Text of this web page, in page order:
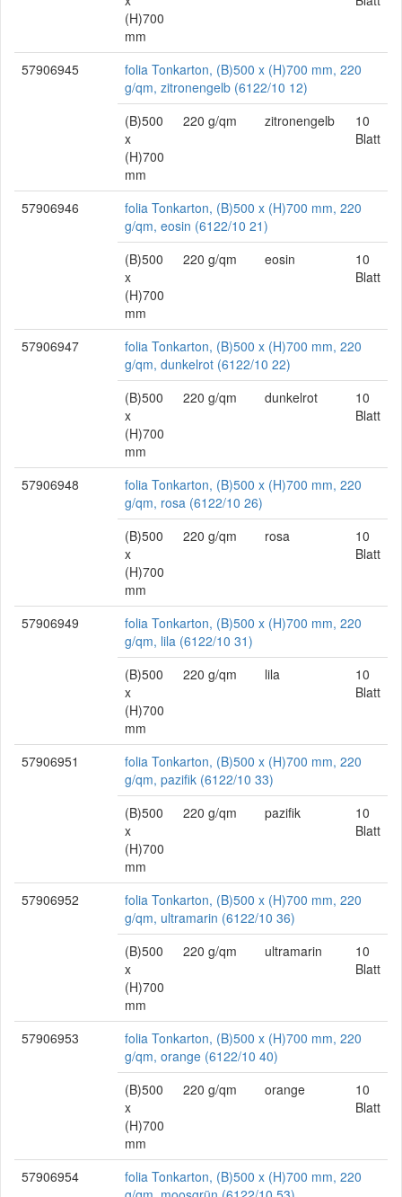
(H)700
mm
57906945
folia Tonkarton, (B)500 x (H)700 mm, 220
g/qm, zitronengelb (6122/10 12)
(B)500
x
(H)700
mm
220 g/qm zitronengelb
10
Blatt
57906946
folia Tonkarton, (B)500 x (H)700 mm, 220
g/qm, eosin (6122/10 21)
(B)500
x
(H)700
mm
220 g/qm eosin
10
Blatt
57906947
folia Tonkarton, (B)500 x (H)700 mm, 220
g/qm, dunkelrot (6122/10 22)
(B)500
x
(H)700
mm
220 g/qm dunkelrot
10
Blatt
57906948
folia Tonkarton, (B)500 x (H)700 mm, 220
g/qm, rosa (6122/10 26)
(B)500
x
(H)700
mm
220 g/qm rosa
10
Blatt
57906949
folia Tonkarton, (B)500 x (H)700 mm, 220
g/qm, lila (6122/10 31)
(B)500
x
(H)700
mm
220 g/qm lila
10
Blatt
57906951
folia Tonkarton, (B)500 x (H)700 mm, 220
g/qm, pazifik (6122/10 33)
(B)500
x
(H)700
mm
220 g/qm pazifik
10
Blatt
57906952
folia Tonkarton, (B)500 x (H)700 mm, 220
g/qm, ultramarin (6122/10 36)
(B)500
x
(H)700
mm
220 g/qm ultramarin
10
Blatt
57906953
folia Tonkarton, (B)500 x (H)700 mm, 220
g/qm, orange (6122/10 40)
(B)500
x
(H)700
mm
220 g/qm orange
10
Blatt
57906954
folia Tonkarton, (B)500 x (H)700 mm, 220